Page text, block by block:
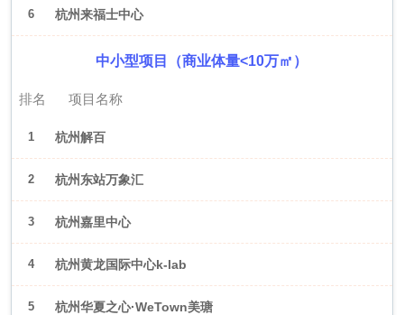
6 杭州来福士中心
中小型项目（商业体量<10万㎡）
排名 项目名称
1 杭州解百
2 杭州东站万象汇
3 杭州嘉里中心
4 杭州黄龙国际中心k-lab
5 杭州华夏之心·WeTown美瑭